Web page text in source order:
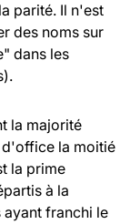
parité. Il n'est
des noms sur
dans les
la majorité
la moitié
la prime
à la
franchi le